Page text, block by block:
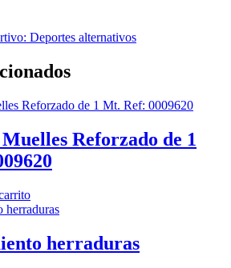
Deportes alternativos
Reforzado de 1
herraduras